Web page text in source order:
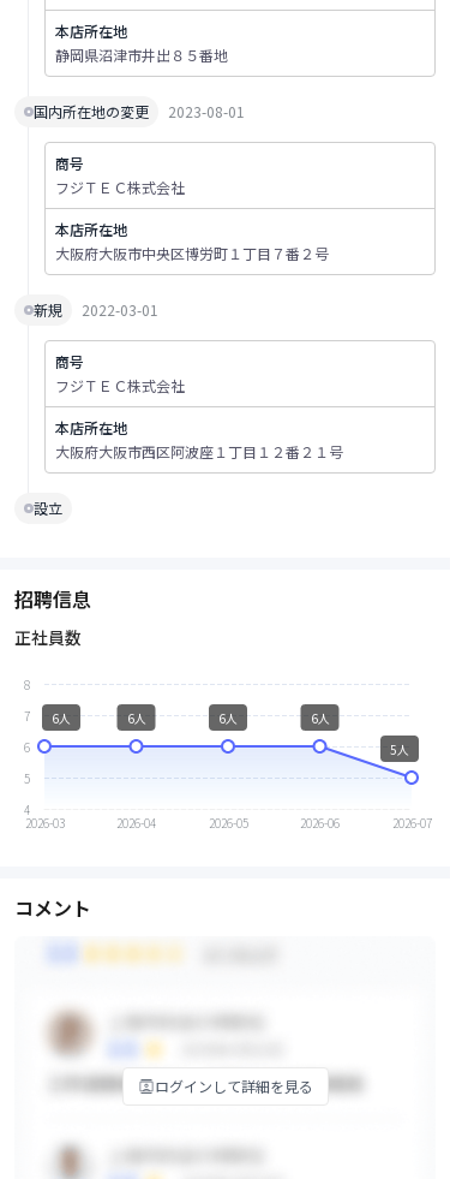
本店所在地
静岡県沼津市井出８５番地
国内所在地の変更 2023-08-01
商号
フジＴＥＣ株式会社
本店所在地
大阪府大阪市中央区博労町１丁目７番２号
新規 2022-03-01
商号
フジＴＥＣ株式会社
本店所在地
大阪府大阪市西区阿波座１丁目１２番２１号
設立
招聘信息
正社員数
4
5
6
7
8
2026-03 2026-04 2026-05 2026-06 2026-07
6人 6人 6人
6人
5人
コメント
ログインして詳細を見る